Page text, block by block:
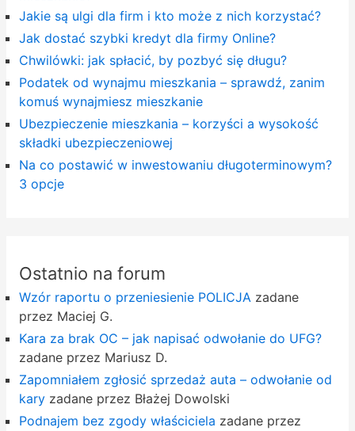
Jakie są ulgi dla firm i kto może z nich korzystać?
Jak dostać szybki kredyt dla firmy Online?
Chwilówki: jak spłacić, by pozbyć się długu?
Podatek od wynajmu mieszkania – sprawdź, zanim
komuś wynajmiesz mieszkanie
Ubezpieczenie mieszkania – korzyści a wysokość
składki ubezpieczeniowej
Na co postawić w inwestowaniu długoterminowym?
3 opcje
Ostatnio na forum
Wzór raportu o przeniesienie POLICJAzadane
przez Maciej G.
Kara za brak OC – jak napisać odwołanie do UFG?
zadane przez Mariusz D.
Zapomniałem zgłosić sprzedaż auta – odwołanie od
karyzadane przez Błażej Dowolski
Podnajem bez zgody właściciela zadane przez